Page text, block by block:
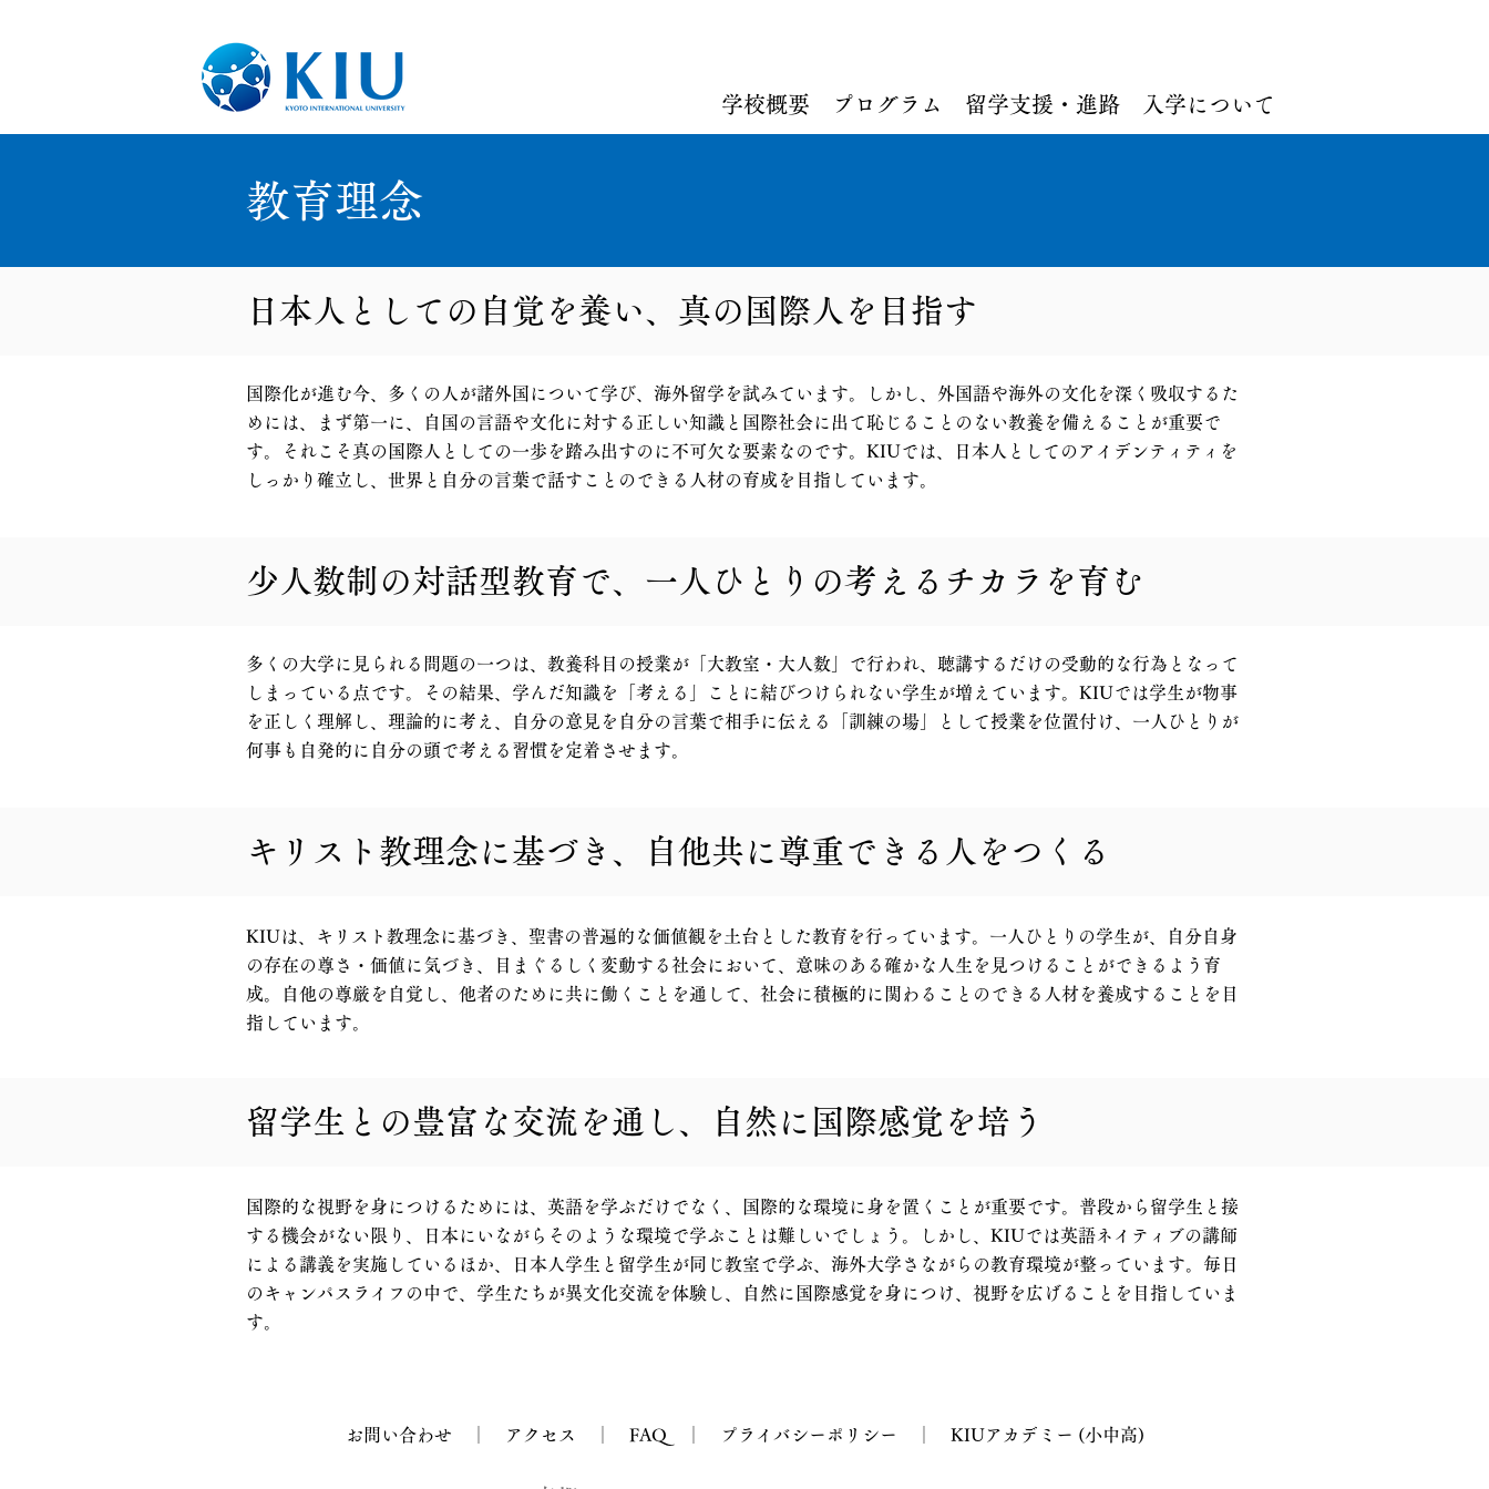
学校概要 プログラム 留学支援・進路 入学について
教育理念
日本人としての自覚を養い、真の国際人を目指す
国際化が進む今、多くの人が諸外国について学び、海外留学を試みています。しかし、外国語や海外の文化を深く吸収するた
めには、まず第一に、自国の言語や文化に対する正しい知識と国際社会に出て恥じることのない教養を備えることが重要で
す。それこそ真の国際人としての一歩を踏み出すのに不可欠な要素なのです。KIUでは、日本人としてのアイデンティティを
しっかり確立し、世界と自分の言葉で話すことのできる人材の育成を目指しています。
少人数制の対話型教育で、一人ひとりの考えるチカラを育む
多くの大学に見られる問題の一つは、教養科目の授業が「大教室・大人数」で行われ、聴講するだけの受動的な行為となって
しまっている点です。その結果、学んだ知識を「考える」ことに結びつけられない学生が増えています。KIUでは学生が物事
を正しく理解し、理論的に考え、自分の意見を自分の言葉で相手に伝える「訓練の場」として授業を位置付け、一人ひとりが
何事も自発的に自分の頭で考える習慣を定着させます。
​キリスト教理念に基づき、自他共に尊重できる人をつくる
KIUは、キリスト教理念に基づき、聖書の普遍的な価値観を土台とした教育を行っています。一人ひとりの学生が、自分自身
の存在の尊さ・価値に気づき、目まぐるしく変動する社会において、意味のある確かな人生を見つけることができるよう育
成。自他の尊厳を自覚し、他者のために共に働くことを通して、社会に積極的に関わることのできる人材を養成することを目
指しています。
留学生との豊富な交流を通し、自然に国際感覚を培う
国際的な視野を身につけるためには、英語を学ぶだけでなく、国際的な環境に身を置くことが重要です。普段から留学生と接
する機会がない限り、日本にいながらそのような環境で学ぶことは難しいでしょう。しかし、KIUでは英語ネイティブの講師
による講義を実施しているほか、日本人学生と留学生が同じ教室で学ぶ、海外大学さながらの教育環境が整っています。毎日
のキャンパスライフの中で、学生たちが異文化交流を体験し、自然に国際感覚を身につけ、視野を広げることを目指していま
す。
お問い合わせ アクセス FAQ プライバシーポリシー KIUアカデミー (小中高)